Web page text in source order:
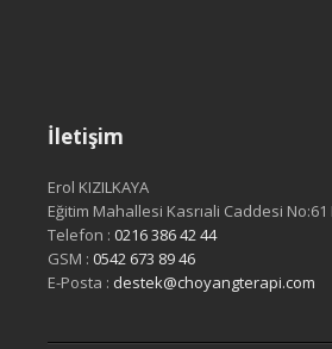
İletişim
Erol KIZILKAYA
Eğitim Mahallesi Kasrıali Caddesi
Telefon : 0216 386 42 44
GSM : 0542 673 89 46
E-Posta : destek@choyangterapi.com